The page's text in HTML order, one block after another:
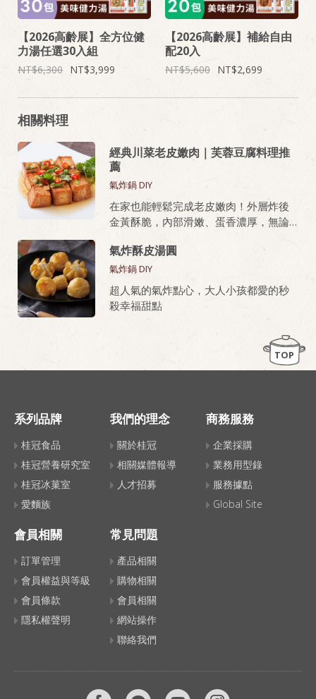
【2026高齡展】全方位健
力湯任選30入組
6,300 3,999
【2026高齡展】補給自由
配20入
5,600 2,699
相關料理
經典川菜老皮嫩肉｜芙蓉豆腐料理推
薦
氣炸鍋 DIY
在家也能輕鬆完成老皮嫩肉！外層炸後
金黃酥脆，內部滑嫩、蛋香濃厚，無論
廳級美味。
桂冠芙蓉豆腐，就是做老皮嫩肉的秘密
武器！
氣炸酥皮湯圓
氣炸鍋 DIY
超人氣的氣炸點心，大人小孩都愛的秒
殺幸福甜點
TOP
系列品牌
桂冠食品
桂冠營養研究室
桂冠冰菓室
愛麵族
我們的理念
關於桂冠
相關媒體報導
人才招募
商務服務
企業採購
業務用型錄
服務據點
Global Site
會員相關
訂單管理
會員權益與等級
會員條款
隱私權聲明
常見問題
產品相關
購物相關
會員相關
網站操作
聯絡我們